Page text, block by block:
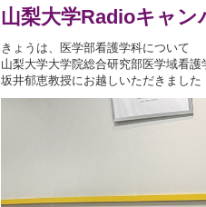
山梨大学Radioキャン
きょうは、医学部看護学科について
山梨大学大学院総合研究部医学域看護
坂井郁恵教授にお越しいただきました